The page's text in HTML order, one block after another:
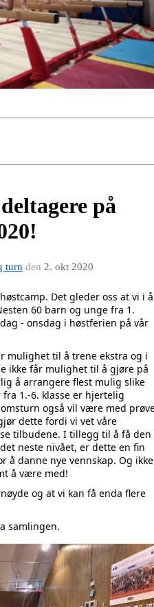
på
turn den 2. okt 2020
Det gleder oss at vi i
60 barn og unge fra 1.
- onsdag i høstferien på vår
mulighet til å trene ekstra og i
ikke får mulighet til å gjøre på
å arrangere flest mulig slike
1.-6. klasse er hjertelig
også vil være med
dette fordi vi vet våre
tilbudene. I tillegg til å få den
neste nivået, er dette en fin
å danne nye vennskap. Og ikke
å være med!
og at vi kan få enda flere
samlingen.